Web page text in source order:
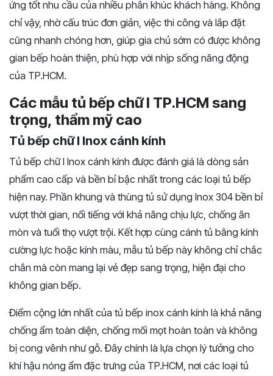
ứng tốt nhu cầu của nhiều phân khúc khách hàng. Không
chỉ vậy, nhờ cấu trúc đơn giản, việc thi công và lắp đặt
cũng nhanh chóng hơn, giúp gia chủ sớm có được không
gian bếp hoàn thiện, phù hợp với nhịp sống năng động
của TP.HCM.
Các mẫu tủ bếp chữ I TP.HCM sang
trọng, thẩm mỹ cao
Tủ bếp chữ I Inox cánh kính
Tủ bếp chữ I Inox cánh kính được đánh giá là dòng sản
phẩm cao cấp và bền bỉ bậc nhất trong các loại tủ bếp
hiện nay. Phần khung và thùng tủ sử dụng Inox 304 bền bỉ
vượt thời gian, nổi tiếng với khả năng chịu lực, chống ăn
mòn và tuổi thọ vượt trội. Kết hợp cùng cánh tủ bằng kính
cường lực hoặc kính màu, mẫu tủ bếp này không chỉ chắc
chắn mà còn mang lại vẻ đẹp sang trọng, hiện đại cho
không gian bếp.
Điểm cộng lớn nhất của tủ bếp inox cánh kính là khả năng
chống ẩm toàn diện, chống mối mọt hoàn toàn và không
bị cong vênh như gỗ. Đây chính là lựa chọn lý tưởng cho
khí hậu nóng ẩm đặc trưng của TP.HCM, nơi các loại tủ